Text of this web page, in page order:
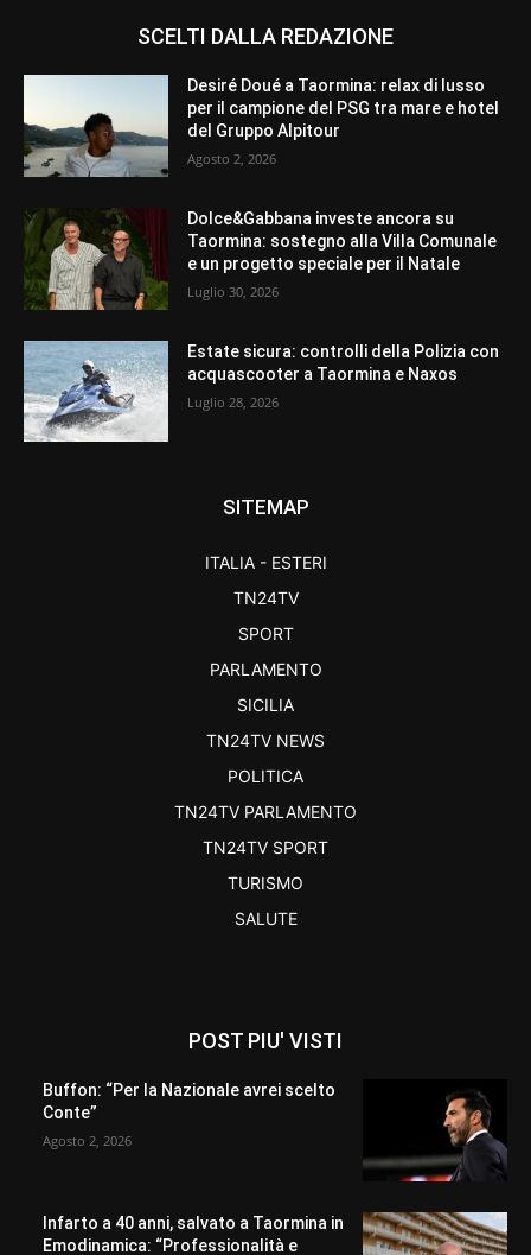
SCELTI DALLA REDAZIONE
Desiré Doué a Taormina: relax di lusso
per il campione del PSG tra mare e hotel
del Gruppo Alpitour
Agosto 2, 2026
Dolce&Gabbana investe ancora su
Taormina: sostegno alla Villa Comunale
e un progetto speciale per il Natale
Luglio 30, 2026
Estate sicura: controlli della Polizia con
acquascooter a Taormina e Naxos
Luglio 28, 2026
SITEMAP
ITALIA - ESTERI
TN24TV
SPORT
PARLAMENTO
SICILIA
TN24TV NEWS
POLITICA
TN24TV PARLAMENTO
TN24TV SPORT
TURISMO
SALUTE
POST PIU' VISTI
Buffon: “Per la Nazionale avrei scelto
Conte”
Agosto 2, 2026
Infarto a 40 anni, salvato a Taormina in
Emodinamica: “Professionalità e